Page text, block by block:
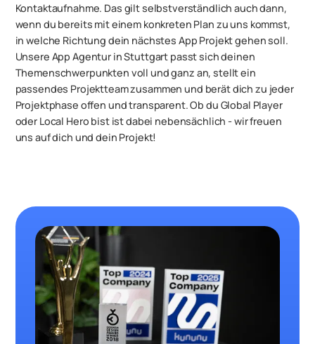
Kontaktaufnahme. Das gilt selbstverständlich auch dann,
wenn du bereits mit einem konkreten Plan zu uns kommst,
in welche Richtung dein nächstes App Projekt gehen soll.
Unsere App Agentur in Stuttgart passt sich deinen
Themenschwerpunkten voll und ganz an, stellt ein
passendes Projektteam zusammen und berät dich zu jeder
Projektphase offen und transparent. Ob du Global Player
oder Local Hero bist ist dabei nebensächlich - wir freuen
uns auf dich und dein Projekt!